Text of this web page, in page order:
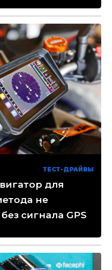
ТЕСТ-ДРАЙВЫ
для
не
сигнала GPS